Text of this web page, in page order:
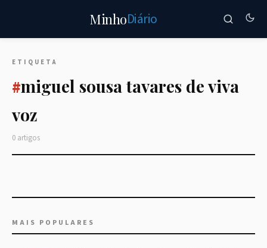
MinhoDiário
ETIQUETA
#miguel sousa tavares de viva
voz
0 artigos
MAIS POPULARES